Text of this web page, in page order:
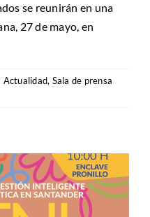
se reunirán en una
27 de mayo, en
Actualidad, Sala de prensa